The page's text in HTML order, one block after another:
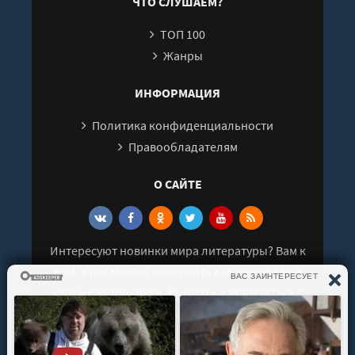
ТОП 100
Жанры
ИНФОРМАЦИЯ
Политика конфиденциальности
Правообладателям
О САЙТЕ
Интересуют новинки мира литературы? Вам к
нам. У нас можно послушать как новые так и
старые аудиокниги. Выбрать и поделиться с
друзьями лучшими аудиокнигами!